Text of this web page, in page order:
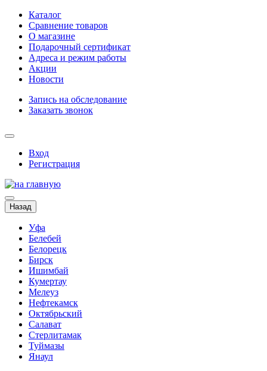
Каталог
Сравнение товаров
О магазине
Подарочный сертификат
Адреса и режим работы
Акции
Новости
Запись на обследование
Заказать звонок
Вход
Регистрация
Назад
Уфа
Белебей
Белорецк
Бирск
Ишимбай
Кумертау
Мелеуз
Нефтекамск
Октябрьский
Салават
Стерлитамак
Туймазы
Янаул